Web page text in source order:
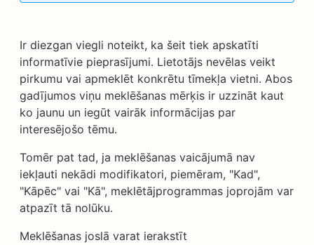
Ir diezgan viegli noteikt, ka šeit tiek apskatīti
informatīvie pieprasījumi. Lietotājs nevēlas veikt
pirkumu vai apmeklēt konkrētu tīmekļa vietni. Abos
gadījumos viņu meklēšanas mērķis ir uzzināt kaut
ko jaunu un iegūt vairāk informācijas par
interesējošo tēmu.
Tomēr pat tad, ja meklēšanas vaicājumā nav
iekļauti nekādi modifikatori, piemēram, "Kad",
"Kāpēc" vai "Kā", meklētājprogrammas joprojām var
atpazīt tā nolūku.
Meklēšanas joslā varat ierakstīt